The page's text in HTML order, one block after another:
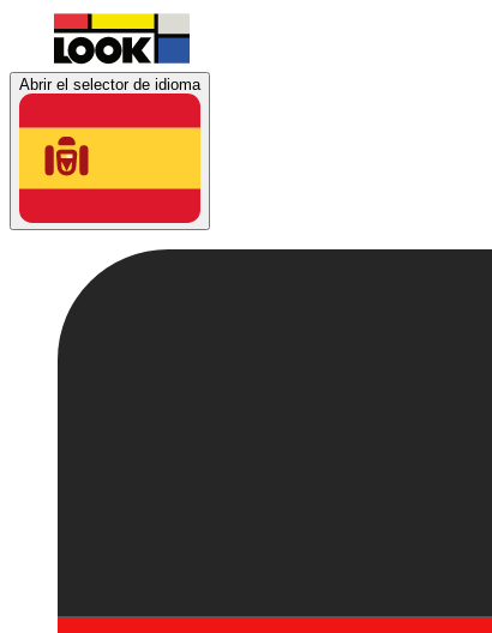
Abrir el selector de idioma